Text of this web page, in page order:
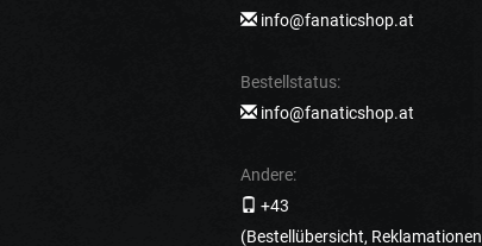
info@fanaticshop.at
Bestellstatus:
info@fanaticshop.at
Andere:
+43
(Bestellübersicht, Reklamationen